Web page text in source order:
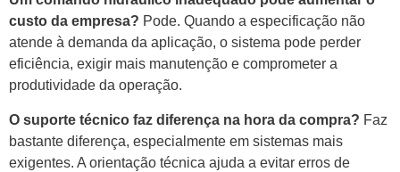
custo da empresa? Pode. Quando a especificação não
atende à demanda da aplicação, o sistema pode perder
eficiência, exigir mais manutenção e comprometer a
produtividade da operação.
O suporte técnico faz diferença na hora da compra? Faz
bastante diferença, especialmente em sistemas mais
exigentes. A orientação técnica ajuda a evitar erros de